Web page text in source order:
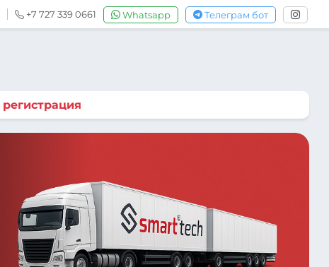
+7 727 339 0661 Whatsapp Телеграм бот
регистрация